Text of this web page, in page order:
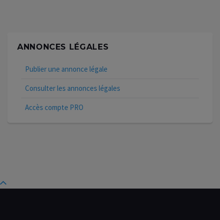
ANNONCES LÉGALES
Publier une annonce légale
Consulter les annonces légales
Accès compte PRO